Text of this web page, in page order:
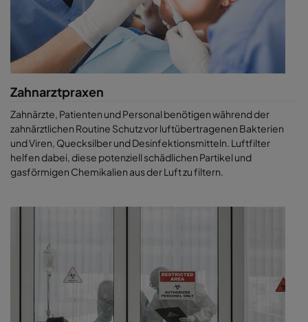
Zahnarztpraxen
Zahnärzte, Patienten und Personal benötigen während der
zahnärztlichen Routine Schutz vor luftübertragenen Bakterien
und Viren, Quecksilber und Desinfektionsmitteln. Luftfilter
helfen dabei, diese potenziell schädlichen Partikel und
gasförmigen Chemikalien aus der Luft zu filtern.